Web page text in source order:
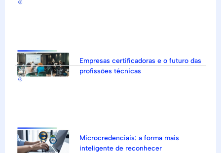
Empresas certificadoras e o futuro das
profissões técnicas
Microcredenciais: a forma mais
inteligente de reconhecer